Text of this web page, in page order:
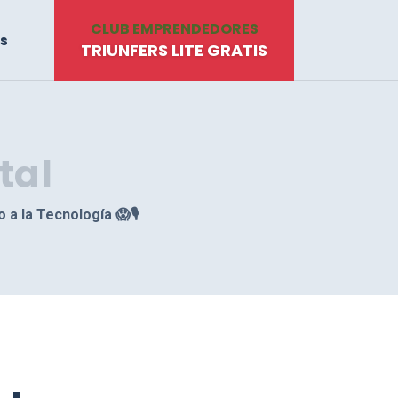
CLUB EMPRENDEDORES
TRIUNFERS LITE GRATIS
a la Tecnología 😱🎙️